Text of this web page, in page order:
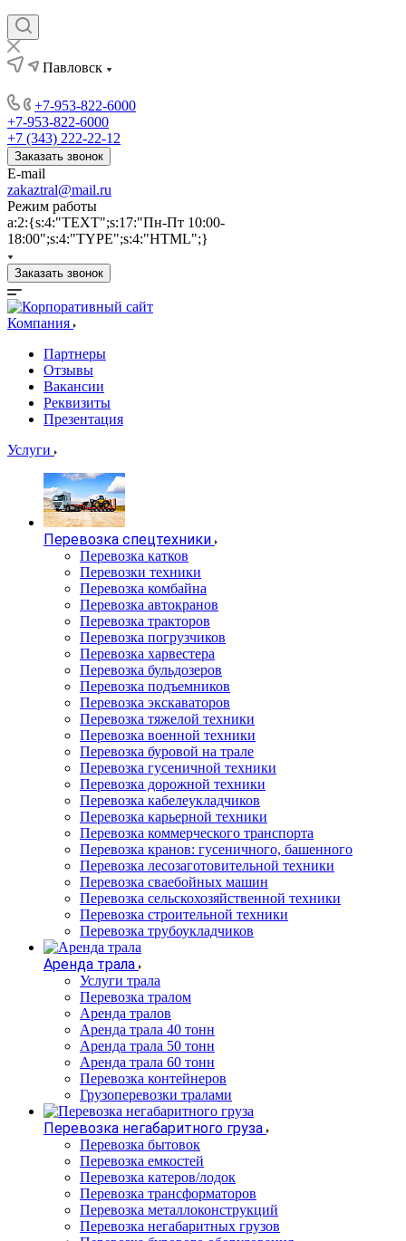
Павловск
+7-953-822-6000
+7-953-822-6000
+7 (343) 222-22-12
Заказать звонок
E-mail
zakaztral@mail.ru
Режим работы
a:2:{s:4:"TEXT";s:17:"Пн-Пт 10:00-
18:00";s:4:"TYPE";s:4:"HTML";}
Заказать звонок
Компания
Партнеры
Отзывы
Вакансии
Реквизиты
Презентация
Услуги
Перевозка спецтехники
Перевозка катков
Перевозки техники
Перевозка комбайна
Перевозка автокранов
Перевозка тракторов
Перевозка погрузчиков
Перевозка харвестера
Перевозка бульдозеров
Перевозка подъемников
Перевозка экскаваторов
Перевозка тяжелой техники
Перевозка военной техники
Перевозка буровой на трале
Перевозка гусеничной техники
Перевозка дорожной техники
Перевозка кабелеукладчиков
Перевозка карьерной техники
Перевозка коммерческого транспорта
Перевозка кранов: гусеничного, башенного
Перевозка лесозаготовительной техники
Перевозка сваебойных машин
Перевозка сельскохозяйственной техники
Перевозка строительной техники
Перевозка трубоукладчиков
Аренда трала
Услуги трала
Перевозка тралом
Аренда тралов
Аренда трала 40 тонн
Аренда трала 50 тонн
Аренда трала 60 тонн
Перевозка контейнеров
Грузоперевозки тралами
Перевозка негабаритного груза
Перевозка бытовок
Перевозка емкостей
Перевозка катеров/лодок
Перевозка трансформаторов
Перевозка металлоконструкций
Перевозка негабаритных грузов